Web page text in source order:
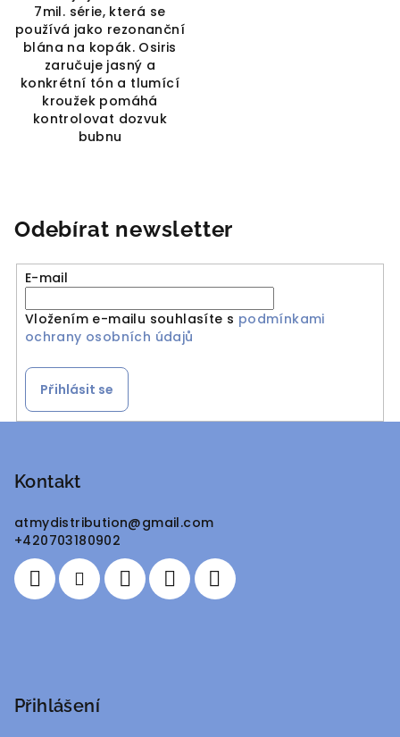
7mil. série, která se
používá jako rezonanční
blána na kopák. Osiris
zaručuje jasný a
konkrétní tón a tlumící
kroužek pomáhá
kontrolovat dozvuk
bubnu
Odebírat newsletter
E-mail
Vložením e-mailu souhlasíte s podmínkami
ochrany osobních údajů
Přihlásit se
Kontakt
atmydistribution@gmail.com
+420703180902
Přihlášení